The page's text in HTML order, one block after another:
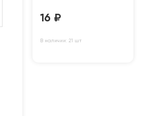
16 ₽
В наличии: 21 шт